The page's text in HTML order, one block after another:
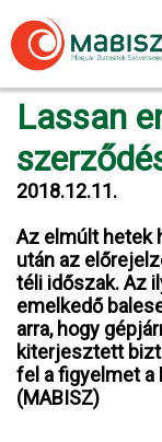
to
content
Lassan
2018.12.11.
Az elmúlt hetek
után az
téli időszak. Az
emelkedő
arra, hogy
kiterjesztett
fel a figyelmet a
(MABISZ)